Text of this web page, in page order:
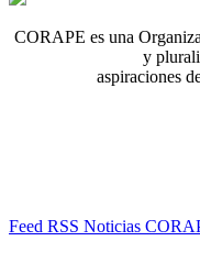
CORAPE es una
y
aspiraciones
Feed RSS Noticias